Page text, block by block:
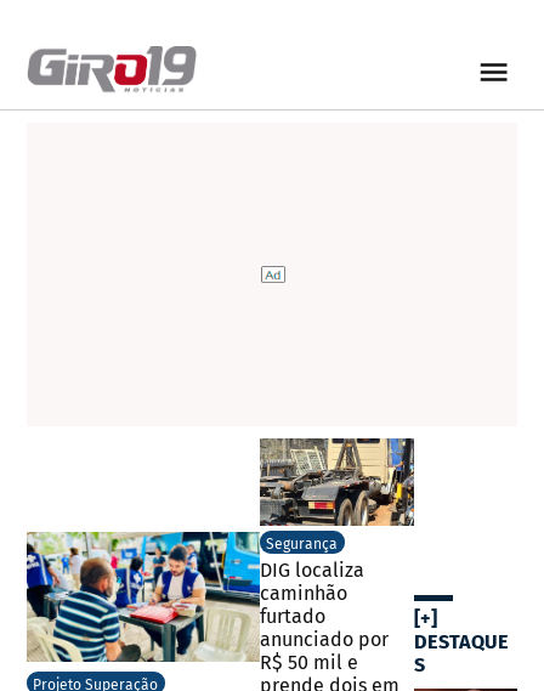
Projeto Superação
Segurança
DIG localiza
caminhão
furtado
anunciado por
R$ 50 mil e
prende dois em
[+]
DESTAQUE
S